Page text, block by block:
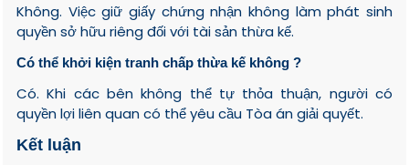
Không. Việc giữ giấy chứng nhận không làm phát sinh
quyền sở hữu riêng đối với tài sản thừa kế.
Có thể khởi kiện tranh chấp thừa kế không ?
Có. Khi các bên không thể tự thỏa thuận, người có
quyền lợi liên quan có thể yêu cầu Tòa án giải quyết.
Kết luận